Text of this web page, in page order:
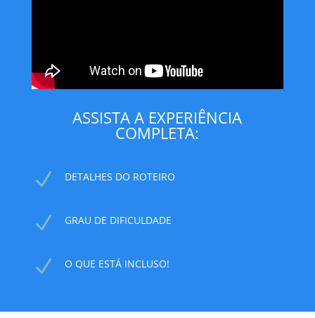
ASSISTA A EXPERIÊNCIA
COMPLETA:
N DETALHES DO ROTEIRO
N GRAU DE DIFICULDADE
N O QUE ESTÁ INCLUSO!